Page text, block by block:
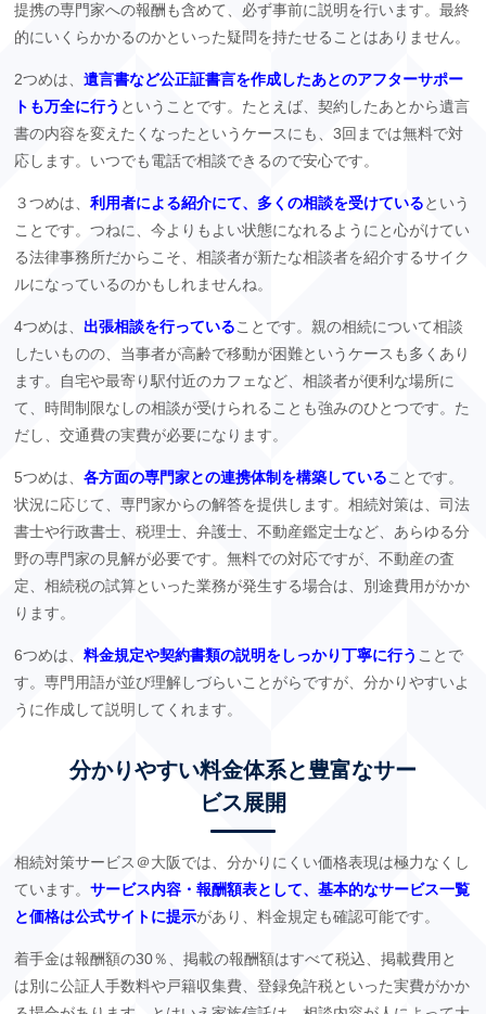
提携の専門家への報酬も含めて、必ず事前に説明を行います。最終
的にいくらかかるのかといった疑問を持たせることはありません。
2つめは、遺言書など公正証書言を作成したあとのアフターサポー
トも万全に行う ということです。たとえば、契約したあとから遺言
書の内容を変えたくなったというケースにも、3回までは無料で対
応します。いつでも電話で相談できるので安心です。
３つめは、利用者による紹介にて、多くの相談を受けているという
ことです。つねに、今よりもよい状態になれるようにと心がけてい
る法律事務所だからこそ、相談者が新たな相談者を紹介するサイク
ルになっているのかもしれませんね。
4つめは、 出張相談を行っていることです。親の相続について相談
したいものの、当事者が高齢で移動が困難というケースも多くあり
ます。自宅や最寄り駅付近のカフェなど、相談者が便利な場所に
て、時間制限なしの相談が受けられることも強みのひとつです。た
だし、交通費の実費が必要になります。
5つめは、各方面の専門家との連携体制を構築していることです。
状況に応じて、専門家からの解答を提供します。相続対策は、司法
書士や行政書士、税理士、弁護士、不動産鑑定士など、あらゆる分
野の専門家の見解が必要です。無料での対応ですが、不動産の査
定、相続税の試算といった業務が発生する場合は、別途費用がかか
ります。
6つめは、料金規定や契約書類の説明をしっかり丁寧に行う ことで
す。専門用語が並び理解しづらいことがらですが、分かりやすいよ
うに作成して説明してくれます。
分かりやすい料金体系と豊富なサー
ビス展開
相続対策サービス＠大阪では、分かりにくい価格表現は極力なくし
ています。サービス内容・報酬額表として、基本的なサービス一覧
と価格は公式サイトに提示があり、料金規定も確認可能です。
着手金は報酬額の30％、掲載の報酬額はすべて税込、掲載費用と
は別に公証人手数料や戸籍収集費、登録免許税といった実費がかか